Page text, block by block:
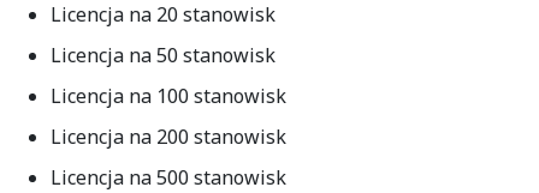
Licencja na 20 stanowisk
Licencja na50 stanowisk
Licencja na 100 stanowisk
Licencja na 200 stanowisk
Licencja na500 stanowisk